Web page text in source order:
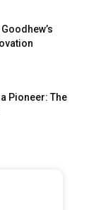
Pioneer: The